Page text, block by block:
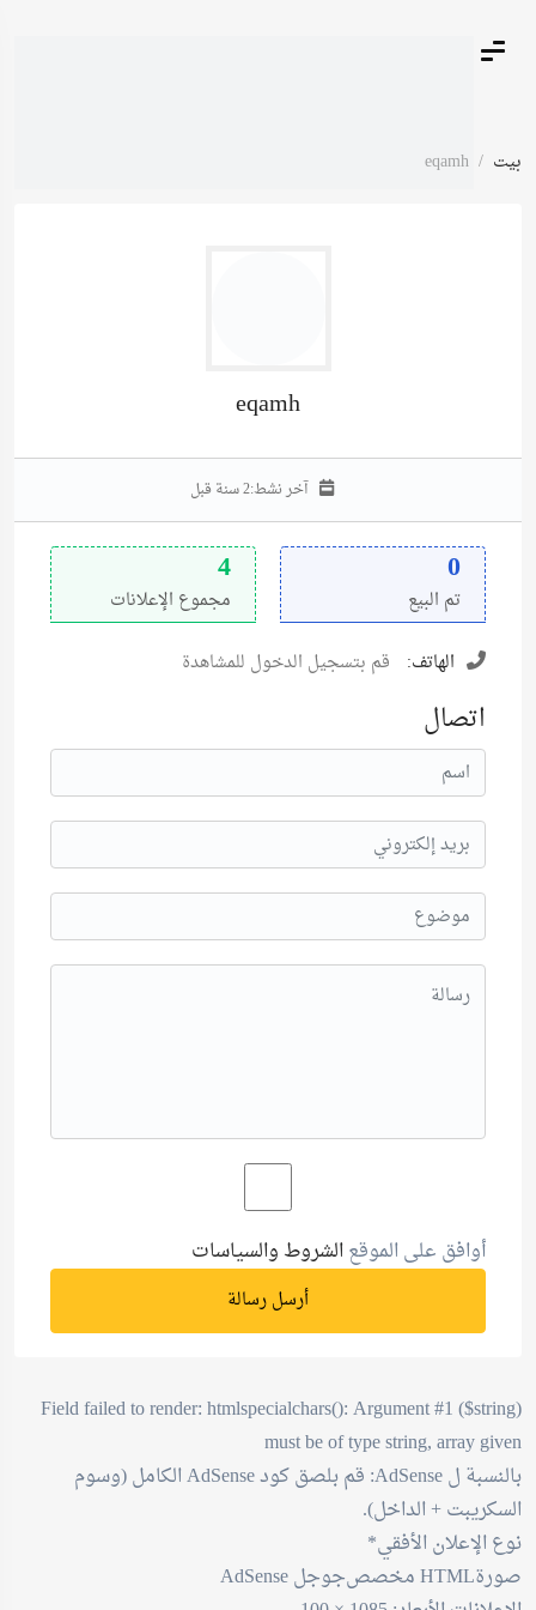
بيت eqamh
eqamh
آخر نشط:2 سنة قبل
0
تم البيع
4
مجموع الإعلانات
الهاتف: قم بتسجيل الدخول للمشاهدة
اتصال
أوافق على الموقعالشروط والسياسات
أرسل رسالة
Field failed to render: htmlspecialchars(): Argument #1 ($string)
must be of type string, array given
بالنسبة ل AdSense: قم بلصق كود AdSense الكامل (وسوم
السكريبت + الداخل).
نوع الإعلان الأفقي*
صورةHTML مخصص
جوجل AdSense